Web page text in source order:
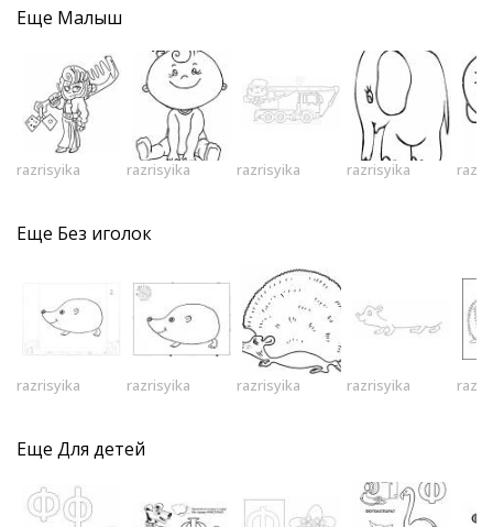
Еще Малыш
razrisyika razrisyika razrisyika razrisyika
Еще Без иголок
razrisyika razrisyika razrisyika razrisyika
Еще Для детей